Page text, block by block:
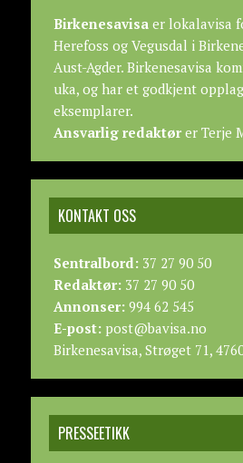
Birkenesavisaer lokalavisa
Herefoss og Vegusdal i
Aust-Agder. Birkenesavisa
uka, og har et godkjent
eksemplarer.
Ansvarlig redaktører Terje
KONTAKT OSS
Sentralbord:37 27 90 50
Redaktør:37 27 90 50
Annonser:994 62 545
E-post:post@bavisa.no
Birkenesavisa, Strøget 71,
PRESSEETIKK